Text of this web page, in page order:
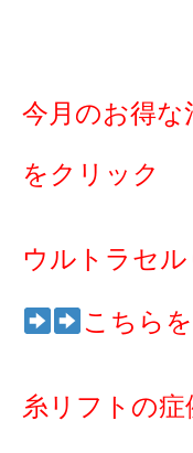
今月のお得な
をクリック
ウルトラセ
こちら
糸リフトの症